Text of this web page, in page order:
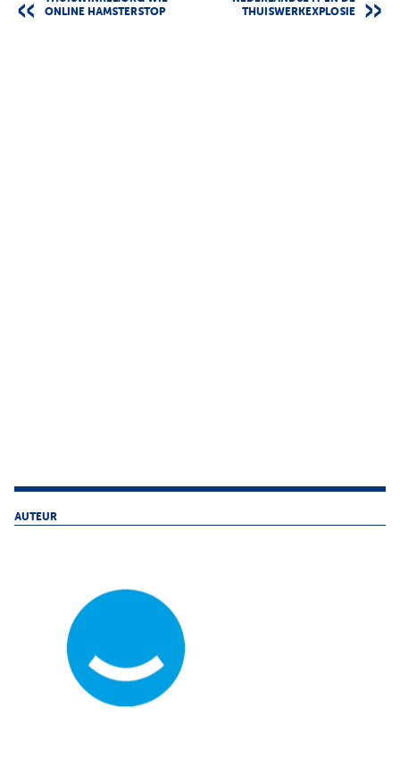
ONLINE HAMSTERSTOP
THUISWERKEXPLOSIE
AUTEUR